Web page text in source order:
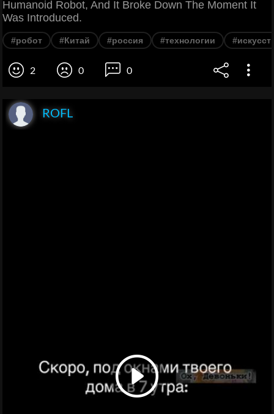
Humanoid Robot, And It Broke Down The Moment It
Was Introduced.
#робот #Китай #россия #технологии
2 0 0
ROFL